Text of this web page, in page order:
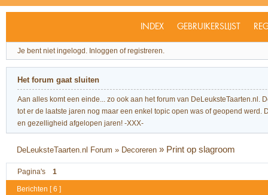
INDEX GEBRUIKERSLIJST
Je bent niet ingelogd. Inloggen of registreren.
Het forum gaat sluiten
Aan alles komt een einde... zo ook aan het forum van
tot er de laatste jaren nog maar een enkel topic open was of geopend
en gezelligheid afgelopen jaren! -XXX-
DeLeuksteTaarten.nl Forum » Decoreren » Print op slagroom
Pagina's 1
Berichten [ 6 ]